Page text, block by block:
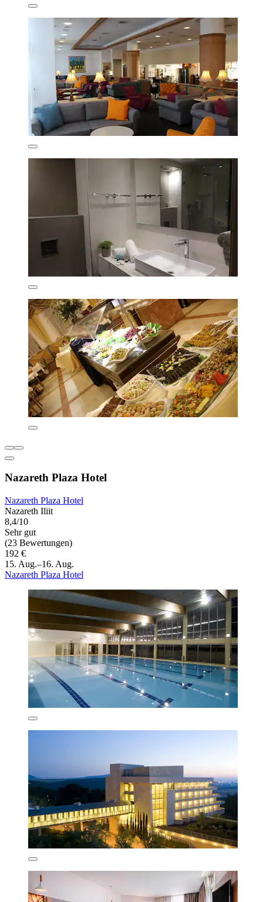
Nazareth Plaza Hotel
Nazareth Plaza Hotel
Nazareth Iliit
8,4/10
Sehr gut
(23 Bewertungen)
192 €
15. Aug.–16. Aug.
Nazareth Plaza Hotel